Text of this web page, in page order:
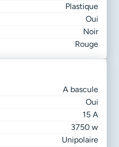
Plastique
Oui
Noir
Rouge
A bascule
Oui
15 A
3750 w
Unipolaire